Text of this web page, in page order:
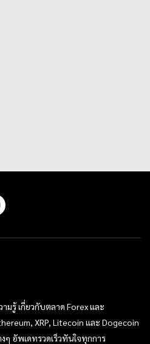
มรู้ เกี่ยวกับตลาด Forex และ
XRP, Litecoin และ Dogecoin
ๆ อัพเดทรวดเร็วทันใจทุกการ